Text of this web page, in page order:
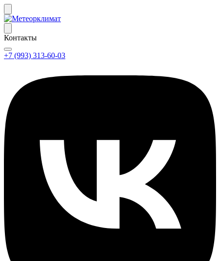
Контакты
+7 (993) 313-60-03